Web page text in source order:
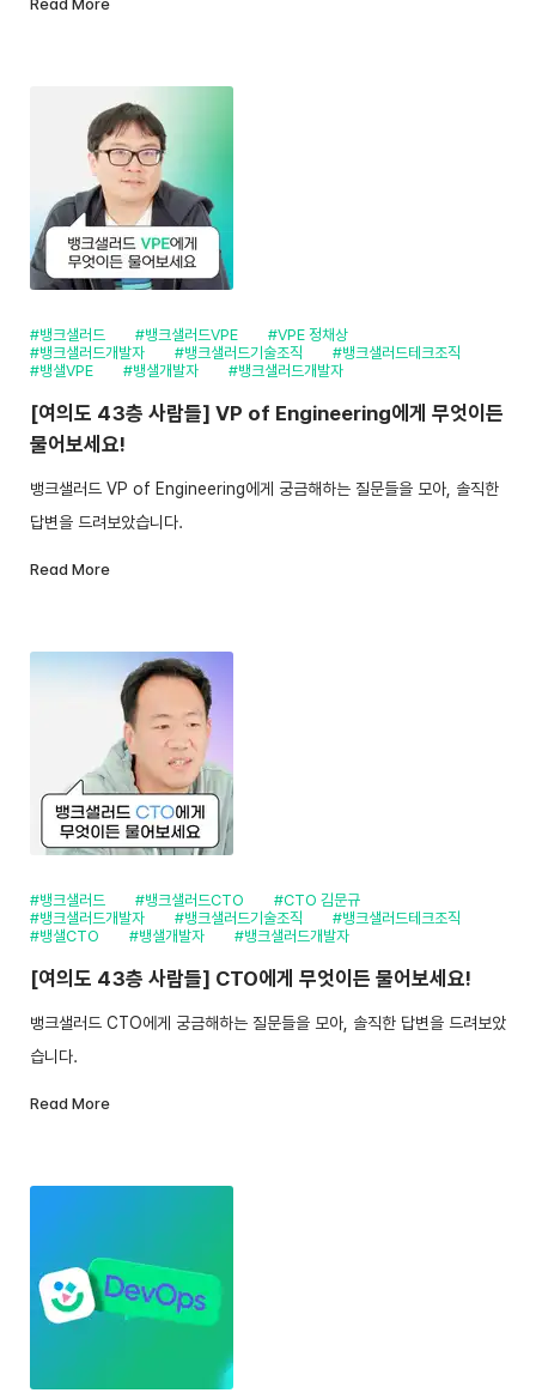
Read More
#뱅크샐러드 #뱅크샐러드VPE
#VPE 정채상
#뱅크샐러드개발자
#뱅크샐러드기술조직
#뱅크샐러드테크조직
#뱅샐VPE
#뱅샐개발자 #뱅크샐러드개발자
[여의도 43층 사람들] VP of Engineering에게 무엇이든
물어보세요!
뱅크샐러드 VP of Engineering에게 궁금해하는 질문들을 모아, 솔직한
답변을 드려보았습니다.
Read More
#뱅크샐러드 #뱅크샐러드CTO
#CTO 김문규
#뱅크샐러드개발자
#뱅크샐러드기술조직
#뱅크샐러드테크조직
#뱅샐CTO
#뱅샐개발자 #뱅크샐러드개발자
[여의도 43층 사람들] CTO에게 무엇이든 물어보세요!
뱅크샐러드 CTO에게 궁금해하는 질문들을 모아, 솔직한 답변을 드려보았
습니다.
Read More